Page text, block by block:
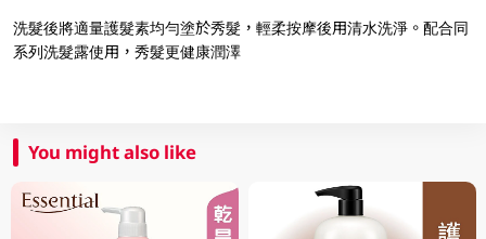
洗髮後將適量護髮素均勻塗於秀髮，輕柔按摩後用清水洗淨。配合同
系列洗髮露使用，秀髮更健康潤澤
You might also like